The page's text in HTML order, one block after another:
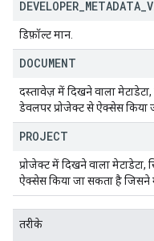
DEVELOPER METADATA
डिफ़ॉल्ट मान.
DOCUMENT
दस्तावेज़ में दिखने वाला
डेवलपर प्रोजेक्ट से ऐक्सेस किया
PROJECT
प्रोजेक्ट में दिखने वाला
ऐक्सेस किया जा सकता है जिसने
तरीके